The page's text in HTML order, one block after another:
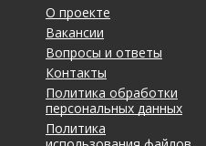
О проекте
Вакансии
Вопросы и ответы
Контакты
Политика обработки
персональных данных
Политика